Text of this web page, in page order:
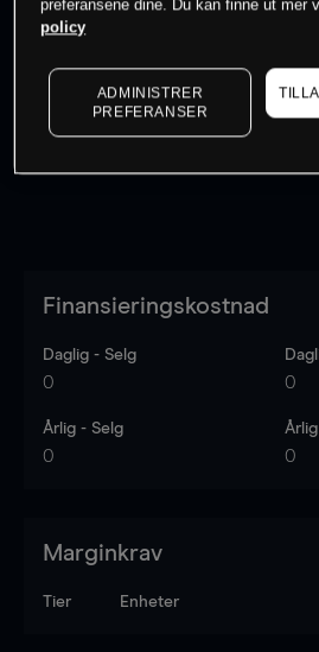
Kursene er veiledende. to
Finansieringskostnad
Daglig - Selg
0 0
Årlig - Selg
0 0
Marginkrav
Tier Enheter
preferansene dine. Du kan finne ut mer
policy
ADMINISTRER
PREFERANSER